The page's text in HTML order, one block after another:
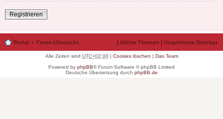
Registrieren
Portal Foren-Übersicht | Aktive Themen | Ungelesene Beiträge
Alle Zeiten sind UTC+02:00| Cookies löschen | Das Team
Powered by phpBB® Forum Software © phpBB Limited
Deutsche Übersetzung durch phpBB.de